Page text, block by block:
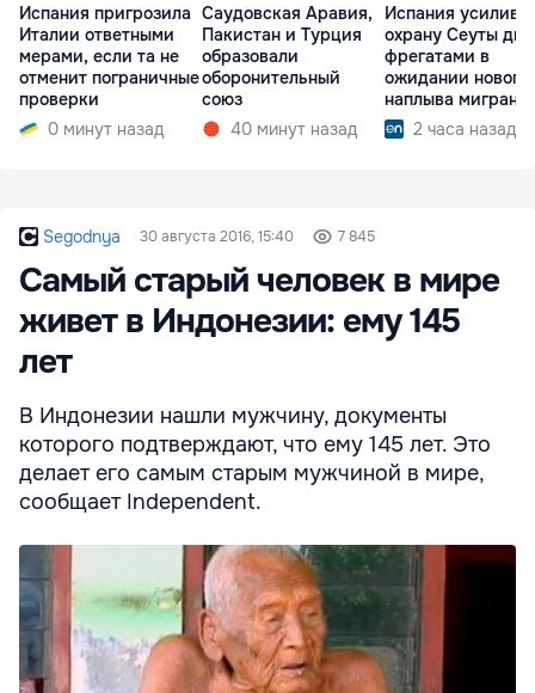
Испания пригрозила
Италии ответными
мерами, если та не
отменит пограничные
проверки
0 минут назад
Саудовская Аравия,
Пакистан и Турция
образовали
оборонительный
союз
40 минут назад
Испания
охрану Сеуты
фрегатами в
ожидании нового
наплыва
2 часа назад
Segodnya 30 августа 2016, 15:40 7 845
Самый старый человек в мире
живет в Индонезии: ему 145
лет
В Индонезии нашли мужчину, документы
которого подтверждают, что ему 145 лет. Это
делает его самым старым мужчиной в мире,
сообщает Independent.